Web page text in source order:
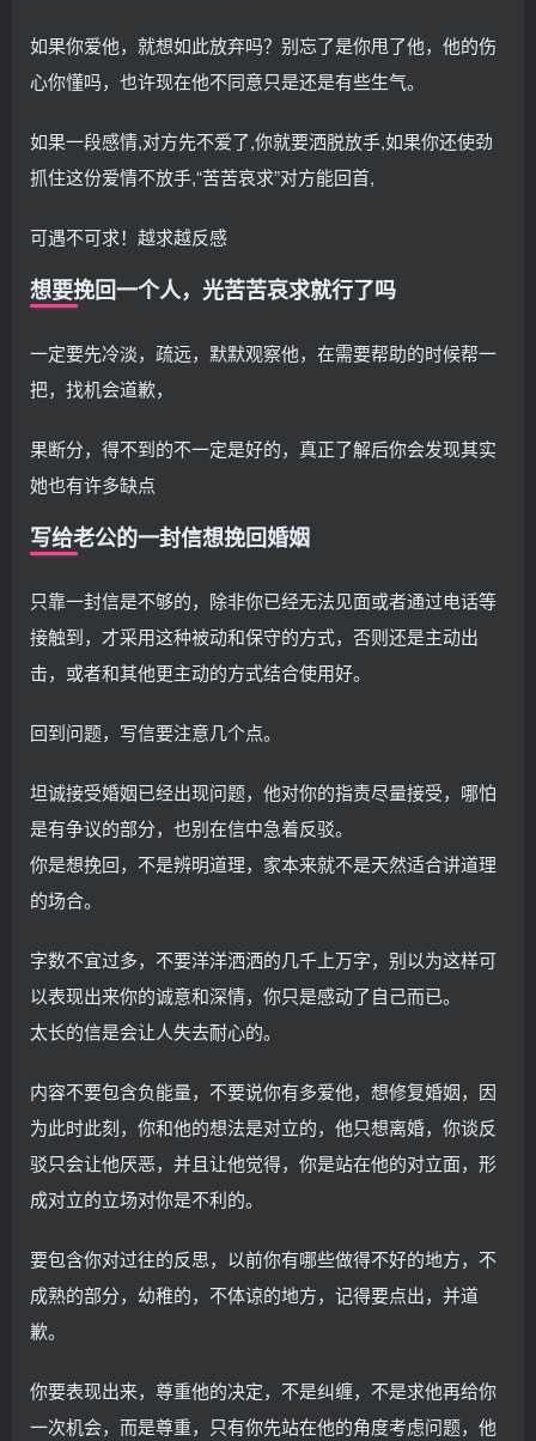
如果你爱他，就想如此放弃吗？别忘了是你甩了他，他的伤
心你懂吗，也许现在他不同意只是还是有些生气。
如果一段感情,对方先不爱了,你就要洒脱放手,如果你还使劲
抓住这份爱情不放手,“苦苦哀求”对方能回首,
可遇不可求！越求越反感
想要挽回一个人，光苦苦哀求就行了吗
一定要先冷淡，疏远，默默观察他，在需要帮助的时候帮一
把，找机会道歉，
果断分，得不到的不一定是好的，真正了解后你会发现其实
她也有许多缺点
写给老公的一封信想挽回婚姻
只靠一封信是不够的，除非你已经无法见面或者通过电话等
接触到，才采用这种被动和保守的方式，否则还是主动出
击，或者和其他更主动的方式结合使用好。
回到问题，写信要注意几个点。
坦诚接受婚姻已经出现问题，他对你的指责尽量接受，哪怕
是有争议的部分，也别在信中急着反驳。
你是想挽回，不是辨明道理，家本来就不是天然适合讲道理
的场合。
字数不宜过多，不要洋洋洒洒的几千上万字，别以为这样可
以表现出来你的诚意和深情，你只是感动了自己而已。
太长的信是会让人失去耐心的。
内容不要包含负能量，不要说你有多爱他，想修复婚姻，因
为此时此刻，你和他的想法是对立的，他只想离婚，你谈反
驳只会让他厌恶，并且让他觉得，你是站在他的对立面，形
成对立的立场对你是不利的。
要包含你对过往的反思，以前你有哪些做得不好的地方，不
成熟的部分，幼稚的，不体谅的地方，记得要点出，并道
歉。
你要表现出来，尊重他的决定，不是纠缠，不是求他再给你
一次机会，而是尊重，只有你先站在他的角度考虑问题，他